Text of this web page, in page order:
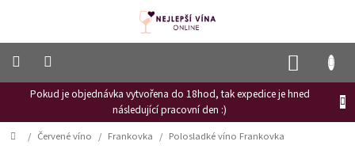
Pokud je objednávka vytvořena do 18hod, tak expedice je hned
následující pracovní den :)
Frizzante
Růžové
vínoDomů
/ Červené víno / Frankovka / Polosladké víno Frankovka